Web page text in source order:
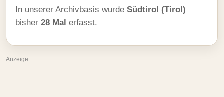
In unserer Archivbasis wurde Südtirol (Tirol)
bisher 28 Mal erfasst.
Anzeige